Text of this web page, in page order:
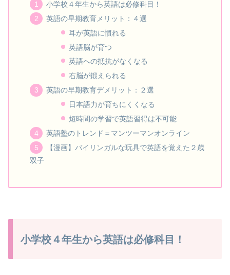
小学校４年生から英語は必修科目！
英語の早期教育メリット：４選
耳が英語に慣れる
英語脳が育つ
英語への抵抗がなくなる
右脳が鍛えられる
英語の早期教育デメリット：２選
日本語力が育ちにくくなる
短時間の学習で英語習得は不可能
英語塾のトレンド＝マンツーマンオンライン
【漫画】バイリンガルな玩具で英語を覚えた２歳
双子
小学校４年生から英語は必修科目！